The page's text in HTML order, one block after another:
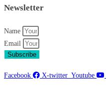
Newsletter
Name
Email
Subscribe
Facebook X-twitter Youtube